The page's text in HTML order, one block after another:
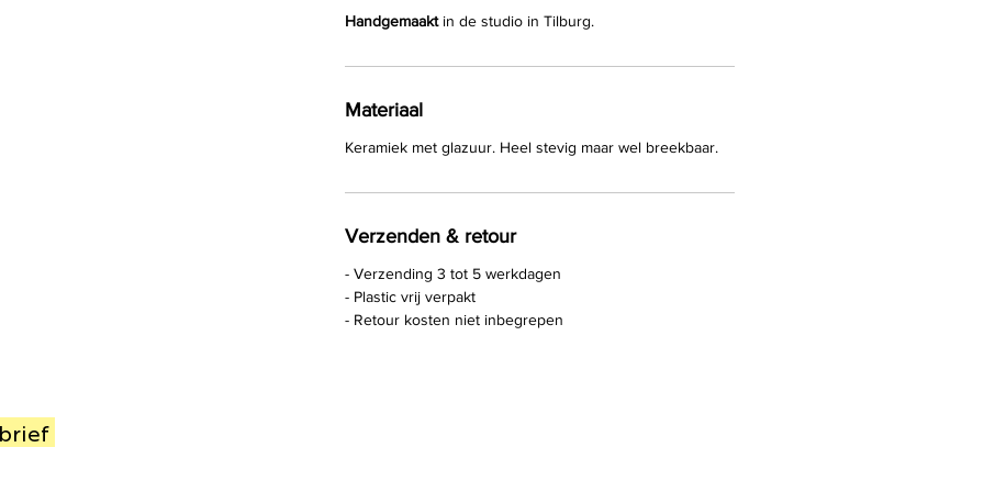
Handgemaaktin de studio in Tilburg.
Materiaal
Keramiek met glazuur. Heel stevig maar wel breekbaar.
Verzenden & retour
- Verzending 3 tot 5 werkdagen
- Plastic vrij verpakt
- Retour kosten niet inbegrepen